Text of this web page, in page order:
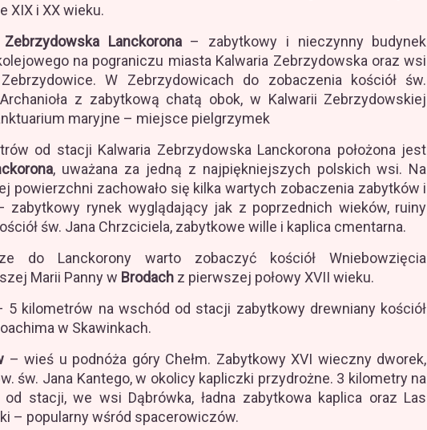
XIX i XX wieku.
Zebrzydowska Lanckorona– zabytkowy i nieczynny budynek
na pograniczu miasta Kalwaria Zebrzydowska oraz wsi
W Zebrzydowicach do zobaczenia kościół św.
Archanioła z zabytkową chatą obok, w Kalwarii Zebrzydowskiej
maryjne – miejsce pielgrzymek
od stacji Kalwaria Zebrzydowska Lanckorona położona jest
, uważana za jedną z najpiękniejszych polskich wsi. Na
powierzchni zachowało się kilka wartych zobaczenia zabytków i
zabytkowy rynek wyglądający jak z poprzednich wieków, ruiny
św. Jana Chrzciciela, zabytkowe wille i kaplica cmentarna.
do Lanckorony warto zobaczyć kościół Wniebowzięcia
Marii Panny w Brodach z pierwszej połowy XVII wieku.
5 kilometrów na wschód od stacji zabytkowy drewniany kościół
w Skawinkach.
– wieś u podnóża góry Chełm. Zabytkowy XVI wieczny dworek,
św. Jana Kantego, w okolicy kapliczki przydrożne. 3 kilometry na
od stacji, we wsi Dąbrówka, ładna zabytkowa kaplica oraz Las
– popularny wśród spacerowiczów.